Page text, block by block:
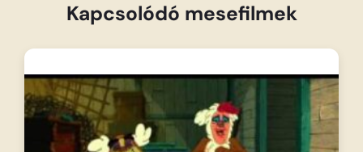
üdülőbe…Kapcsolódó mesefilmek